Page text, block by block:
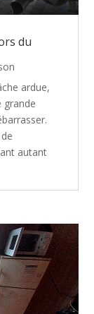
du
ardue,
grande
autant